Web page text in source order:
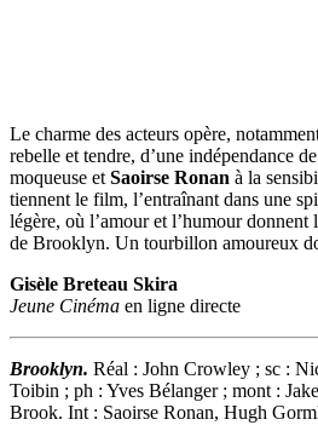
Le charme des acteurs opère,
rebelle et tendre, d’une indépendance
moqueuse et Saoirse Ronan à la
tiennent le film, l’entraînant dans une
légère, où l’amour et l’humour donnent
de Brooklyn. Un tourbillon amoureux
Gisèle Breteau Skira
Jeune Cinéma en ligne directe
Brooklyn. Réal : John Crowley ; sc :
Toibin ; ph : Yves Bélanger ; mont :
Brook. Int : Saoirse Ronan, Hugh